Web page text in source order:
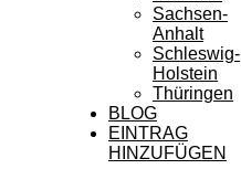
Sachsen-
Anhalt
Schleswig-
Holstein
Thüringen
BLOG
EINTRAG
HINZUFÜGEN